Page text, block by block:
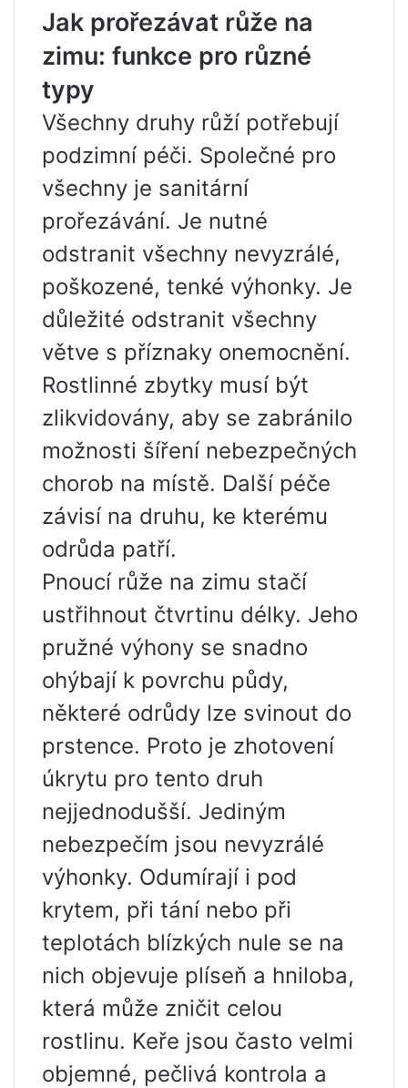
Jak prořezávat růže na
zimu: funkce pro různé
typy
Všechny druhy růží potřebují
podzimní péči. Společné pro
všechny je sanitární
prořezávání. Je nutné
odstranit všechny nevyzrálé,
poškozené, tenké výhonky. Je
důležité odstranit všechny
větve s příznaky onemocnění.
Rostlinné zbytky musí být
zlikvidovány, aby se zabránilo
možnosti šíření nebezpečných
chorob na místě. Další péče
závisí na druhu, ke kterému
odrůda patří.
Pnoucí růže na zimu stačí
ustřihnout čtvrtinu délky. Jeho
pružné výhony se snadno
ohýbají k povrchu půdy,
některé odrůdy lze svinout do
prstence. Proto je zhotovení
úkrytu pro tento druh
nejjednodušší. Jediným
nebezpečím jsou nevyzrálé
výhonky. Odumírají i pod
krytem, ​​při tání nebo při
teplotách blízkých nule se na
nich objevuje plíseň a hniloba,
která může zničit celou
rostlinu. Keře jsou často velmi
objemné, pečlivá kontrola a